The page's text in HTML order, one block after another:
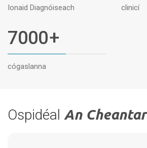
Ionaid Diagnóiseach clinicí
7000+
cógaslanna
Ospidéal An Cheantar